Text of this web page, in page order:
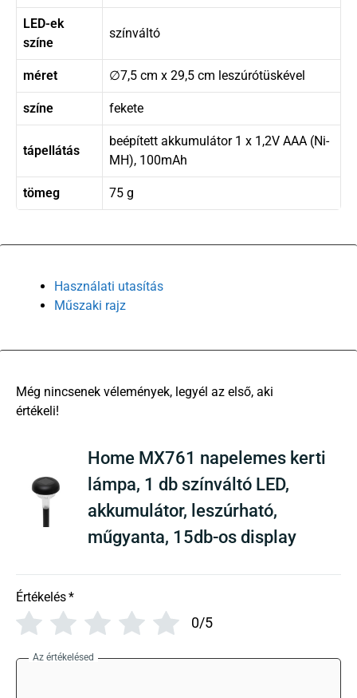
LED-ek
színe
színváltó
méret ∅7,5 cm x 29,5 cm leszúrótüskével
színe fekete
tápellátás
beépített akkumulátor 1 x 1,2V AAA (Ni-
MH), 100mAh
tömeg 75 g
Használati utasítás
Műszaki rajz
Home MX761 napelemes kerti
lámpa, 1 db színváltó LED,
akkumulátor, leszúrható,
műgyanta, 15db-os display
Értékelés*
0/5
Az értékelésed